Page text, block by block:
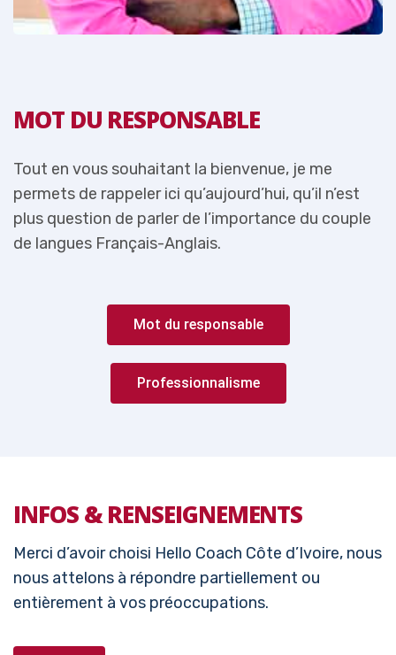
MOT DU RESPONSABLE
Tout en vous souhaitant la bienvenue, je me
permets de rappeler ici qu’aujourd’hui, qu’il n’est
plus question de parler de l’importance du couple
de langues Français-Anglais.
Mot du responsable
Professionnalisme
INFOS & RENSEIGNEMENTS
Merci d’avoir choisi Hello Coach Côte d’Ivoire, nous
nous attelons à répondre partiellement ou
entièrement à vos préoccupations.